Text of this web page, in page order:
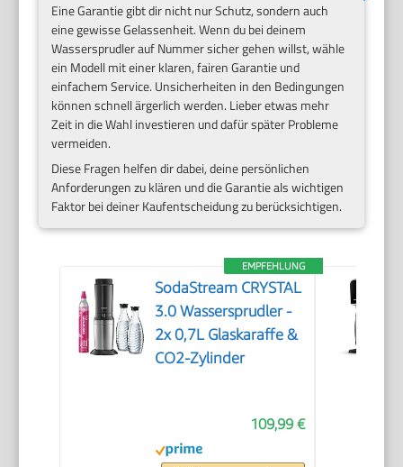
Eine Garantie gibt dir nicht nur Schutz, sondern auch
eine gewisse Gelassenheit. Wenn du bei deinem
Wassersprudler auf Nummer sicher gehen willst, wähle
ein Modell mit einer klaren, fairen Garantie und
einfachem Service. Unsicherheiten in den Bedingungen
können schnell ärgerlich werden. Lieber etwas mehr
Zeit in die Wahl investieren und dafür später Probleme
vermeiden.
Diese Fragen helfen dir dabei, deine persönlichen
Anforderungen zu klären und die Garantie als wichtigen
Faktor bei deiner Kaufentscheidung zu berücksichtigen.
EMPFEHLUNG
SodaStream CRYSTAL
3.0 Wassersprudler -
2x 0,7L Glaskaraffe &
CO2-Zylinder
109,99 €